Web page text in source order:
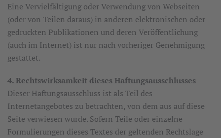
Eine Vervielfältigung oder Verwendung von Webseiten
(oder von Teilen daraus) in anderen elektronischen oder
gedruckten Publikationen und deren Veröffentlichung
(auch im Internet) ist nur nach vorheriger Genehmigung
gestattet.
4. Rechtswirksamkeit dieses Haftungsausschlusses
Dieser Haftungsausschluss ist als Teil des
Internetangebotes zu betrachten, von dem aus auf diese
Seite verwiesen wurde. Sofern Teile oder einzelne
Formulierungen dieses Textes der geltenden Rechtslage